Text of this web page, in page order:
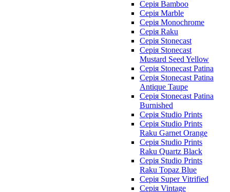
Серія Bamboo
Серія Marble
Серія Monochrome
Серія Raku
Серія Stonecast
Серія Stonecast
Mustard Seed Yellow
Серія Stonecast Patina
Серія Stonecast Patina
Antique Taupe
Серія Stonecast Patina
Burnished
Серія Studio Prints
Серія Studio Prints
Raku Garnet Orange
Серія Studio Prints
Raku Quartz Black
Серія Studio Prints
Raku Topaz Blue
Серія Super Vitrified
Серія Vintage